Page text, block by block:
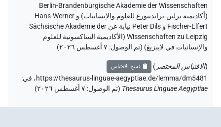
Berlin-Brandenburgische Akademie der Wissenschaften
(أكاديمية برلين-براندنبورغ للعلوم والإنسانيات) و Hans-Werner
Fischer-Elfert و Peter Dils نيابة عن Sächsische Akademie der
Wissenschaften zu Leipzig (الأكاديمية الساكسونية للعلوم
والإنسانيات في لايبزيغ) (تم الوصول: ٧ أغسطس ٢٠٢٦ )
(الاقتباس المختصر ) نسخ الاقتباس
https://thesaurus-linguae-aegyptiae.de/lemma/dm5481، في:
Thesaurus Linguae Aegyptiae
(تم الوصول: ٧ أغسطس ٢٠٢٦ )